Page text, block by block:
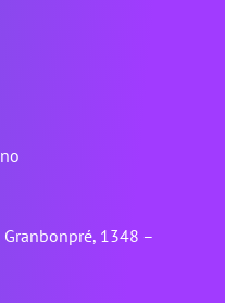
Granbonpré, 1348 –